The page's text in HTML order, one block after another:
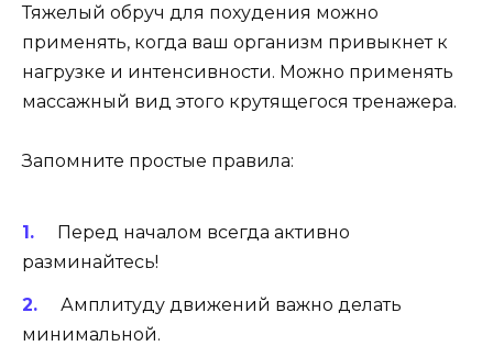
Тяжелый обруч для похудения можно
применять, когда ваш организм привыкнет к
нагрузке и интенсивности. Можно применять
массажный вид этого крутящегося тренажера.
Запомните простые правила:
Перед началом всегда активно
разминайтесь!
Амплитуду движений важно делать
минимальной.